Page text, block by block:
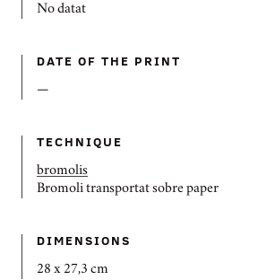
No datat
DATE OF THE PRINT
—
TECHNIQUE
bromolis
Bromoli transportat sobre paper
DIMENSIONS
28 x 27,3 cm